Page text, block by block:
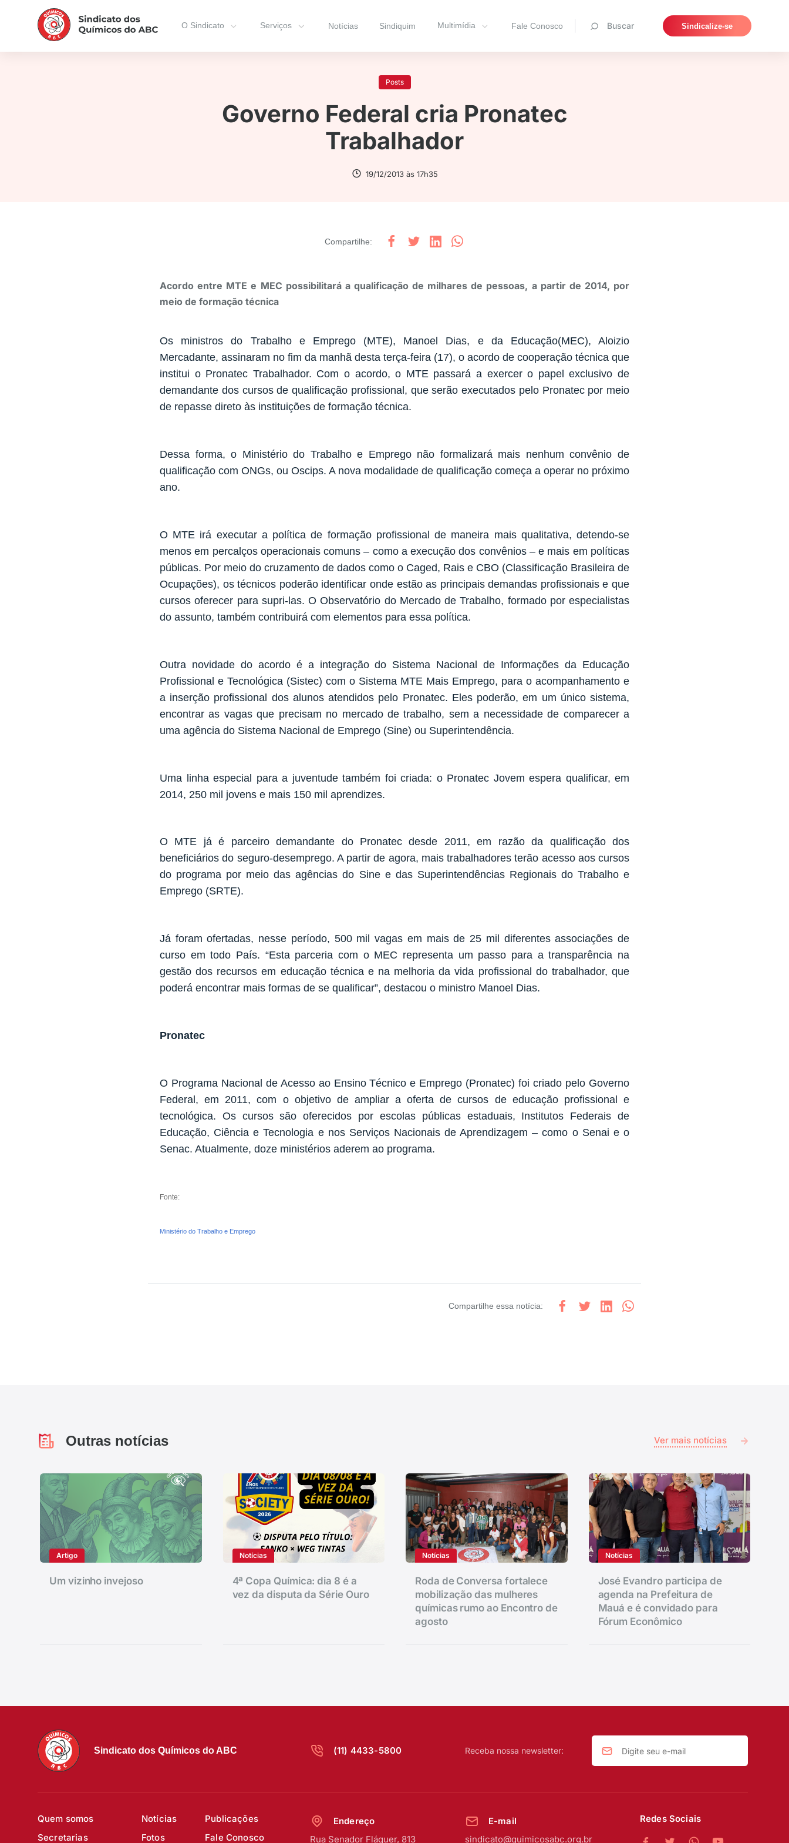
O Sindicato Serviços Notícias Sindiquim Multimídia Fale Conosco Buscar Sindicalize-se
Pesquisar
Posts
Governo Federal cria Pronatec
Trabalhador
19/12/2013 às 17h35
Compartilhe:
Acordo entre MTE e MEC possibilitará a qualificação de milhares de pessoas, a partir de 2014, por
meio de formação técnica
Os ministros do Trabalho e Emprego (MTE), Manoel Dias, e da Educação(MEC), Aloizio
Mercadante, assinaram no fim da manhã desta terça-feira (17), o acordo de cooperação técnica que
institui o Pronatec Trabalhador. Com o acordo, o MTE passará a exercer o papel exclusivo de
demandante dos cursos de qualificação profissional, que serão executados pelo Pronatec por meio
de repasse direto às instituições de formação técnica.
Dessa forma, o Ministério do Trabalho e Emprego não formalizará mais nenhum convênio de
qualificação com ONGs, ou Oscips. A nova modalidade de qualificação começa a operar no próximo
ano.
O MTE irá executar a política de formação profissional de maneira mais qualitativa, detendo-se
menos em percalços operacionais comuns – como a execução dos convênios – e mais em políticas
públicas. Por meio do cruzamento de dados como o Caged, Rais e CBO (Classificação Brasileira de
Ocupações), os técnicos poderão identificar onde estão as principais demandas profissionais e que
cursos oferecer para supri-las. O Observatório do Mercado de Trabalho, formado por especialistas
do assunto, também contribuirá com elementos para essa política.
Outra novidade do acordo é a integração do Sistema Nacional de Informações da Educação
Profissional e Tecnológica (Sistec) com o Sistema MTE Mais Emprego, para o acompanhamento e
a inserção profissional dos alunos atendidos pelo Pronatec. Eles poderão, em um único sistema,
encontrar as vagas que precisam no mercado de trabalho, sem a necessidade de comparecer a
uma agência do Sistema Nacional de Emprego (Sine) ou Superintendência.
Uma linha especial para a juventude também foi criada: o Pronatec Jovem espera qualificar, em
2014, 250 mil jovens e mais 150 mil aprendizes.
O MTE já é parceiro demandante do Pronatec desde 2011, em razão da qualificação dos
beneficiários do seguro-desemprego. A partir de agora, mais trabalhadores terão acesso aos cursos
do programa por meio das agências do Sine e das Superintendências Regionais do Trabalho e
Emprego (SRTE).
Já foram ofertadas, nesse período, 500 mil vagas em mais de 25 mil diferentes associações de
curso em todo País. “Esta parceria com o MEC representa um passo para a transparência na
gestão dos recursos em educação técnica e na melhoria da vida profissional do trabalhador, que
poderá encontrar mais formas de se qualificar”, destacou o ministro Manoel Dias.
Pronatec
O Programa Nacional de Acesso ao Ensino Técnico e Emprego (Pronatec) foi criado pelo Governo
Federal, em 2011, com o objetivo de ampliar a oferta de cursos de educação profissional e
tecnológica. Os cursos são oferecidos por escolas públicas estaduais, Institutos Federais de
Educação, Ciência e Tecnologia e nos Serviços Nacionais de Aprendizagem – como o Senai e o
Senac. Atualmente, doze ministérios aderem ao programa.
Fonte:
Ministério do Trabalho e Emprego
Compartilhe essa notícia:
Outras notícias Ver mais notícias
Artigo
Um vizinho invejoso
Notícias
4ª Copa Química: dia 8 é a
vez da disputa da Série Ouro
Notícias
Roda de Conversa fortalece
mobilização das mulheres
químicas rumo ao Encontro de
agosto
Notícias
José Evandro participa de
agenda na Prefeitura de
Mauá e é convidado para
Fórum Econômico
Sindicato dos Químicos do ABC (11) 4433-5800 Receba nossa newsletter:
Quem somos Notícias
Publicações
Secretarias
Fotos Fale Conosco
Endereço
Rua Senador Fláquer, 813
E-mail
sindicato@quimicosabc.org.br
Redes Sociais